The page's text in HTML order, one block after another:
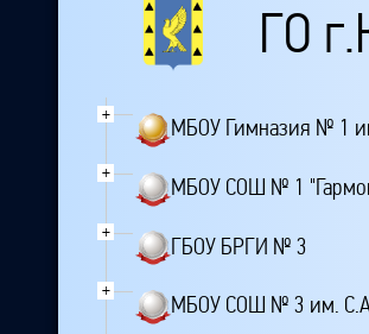
ГО
+
МБОУ Гимназия № 1
+
МБОУ СОШ № 1
+
ГБОУ БРГИ № 3
+
МБОУ СОШ № 3 им.